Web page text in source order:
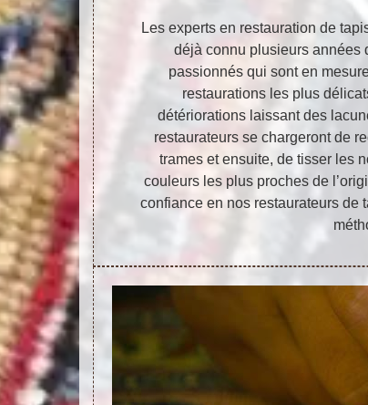
Les experts en restauration de
déjà connu plusieurs années
passionnés qui sont en
restaurations les plus
détériorations laissant des
restaurateurs se chargeront de
trames et ensuite, de tisser les
couleurs les plus proches de
confiance en nos restaurateurs de